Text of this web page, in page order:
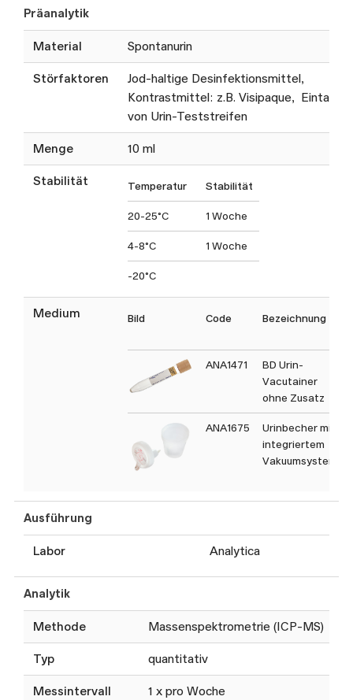
Präanalytik
Material Spontanurin
Störfaktoren
Jod-haltige Desinfektionsmittel,
Kontrastmittel: z.B. Visipaque,
von Urin-Teststreifen
Menge 10 ml
Stabilität Temperatur Stabilität
20-25°C 1 Woche
4-8°C 1 Woche
-20°C
Medium Bild Code Bezeichnung
ANA1471
BD Urin-
Vacutainer
ohne Zusatz
ANA1675
Urinbecher mit
integriertem
Vakuumsystem
Ausführung
Labor Analytica
Analytik
Methode Massenspektrometrie (ICP-MS)
Typ quantitativ
Messintervall 1 x pro Woche